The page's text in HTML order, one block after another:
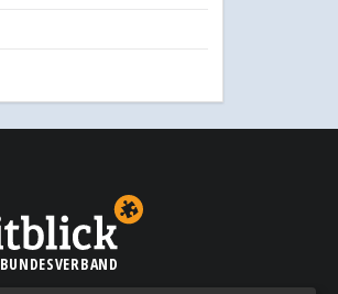
BUNDESVERBAND